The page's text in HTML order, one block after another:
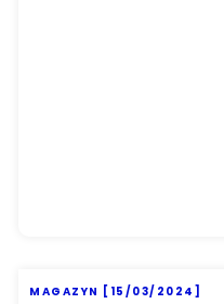
MAGAZYN [15/03/2024]